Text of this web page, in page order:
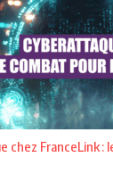
chez FranceLink